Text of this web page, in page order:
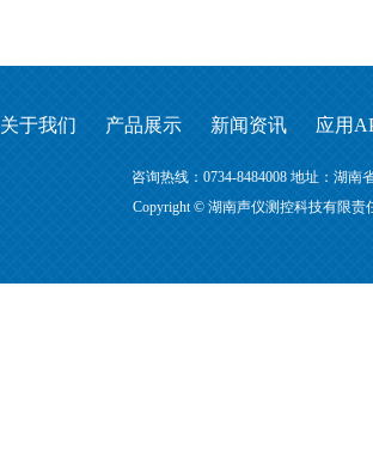
关于我们 产品展示 新闻资讯 应用
咨询热线：0734-8484008 地址：湖
Copyright © 湖南声仪测控科技有限